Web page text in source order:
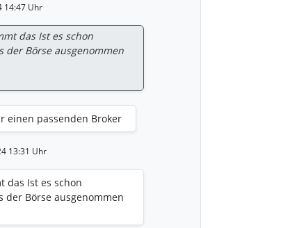
14:47 Uhr
das Ist es schon
der Börse ausgenommen
einen passenden Broker
13:31 Uhr
das Ist es schon
Börse ausgenommen